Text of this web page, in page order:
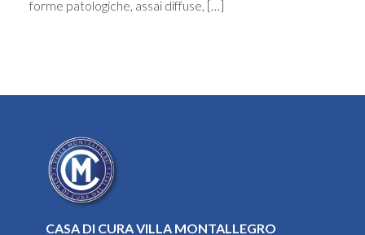
forme patologiche, assai diffuse, […]
CASA DI CURA VILLA MONTALLEGRO